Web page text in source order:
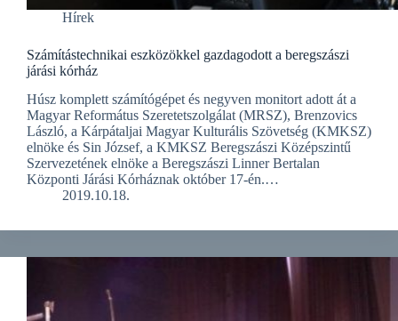
Hírek
Számítástechnikai eszközökkel gazdagodott a beregszászi
járási kórház
Húsz komplett számítógépet és negyven monitort adott át a
Magyar Református Szeretetszolgálat (MRSZ), Brenzovics
László, a Kárpátaljai Magyar Kulturális Szövetség (KMKSZ)
elnöke és Sin József, a KMKSZ Beregszászi Középszintű
Szervezetének elnöke a Beregszászi Linner Bertalan
Központi Járási Kórháznak október 17-én.…
2019.10.18.